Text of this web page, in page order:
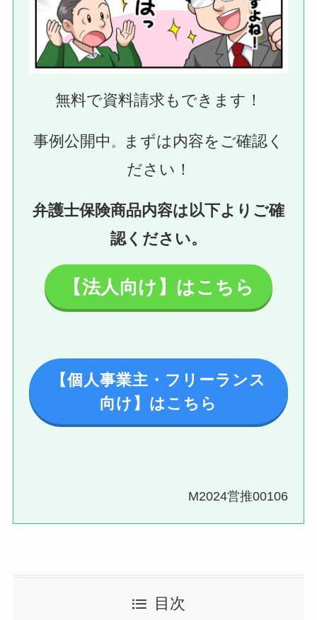
無料で資料請求もできます！
事例公開中 。
まずは内容をご確認く
ださい！
弁護士保険商品内容は以下よりご確
認ください。
【法人向け】はこちら
【個人事業主・フリーランス
向け】はこちら
M2024営推00106
目次